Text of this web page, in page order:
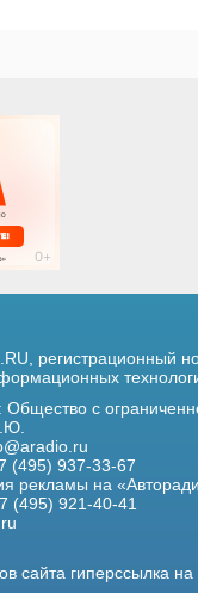
регистрационный
Общество с
(495) 937-33-67
рекламы на
(495) 921-40-41
сайта гиперссылка на